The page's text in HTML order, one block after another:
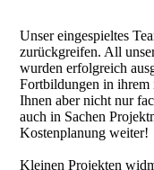
Unser eingespieltes
zurückgreifen. All
wurden erfolgreich
Fortbildungen in
Ihnen aber nicht nur
auch in Sachen
Kostenplanung weiter!
Kleinen Projekten